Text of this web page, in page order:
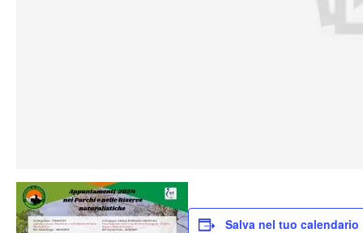
Salva nel tuo calendario